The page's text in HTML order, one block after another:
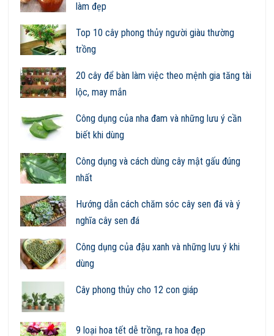
làm đẹp
Top 10 cây phong thủy người giàu thường
trồng
20 cây để bàn làm việc theo mệnh gia tăng tài
lộc, may mắn
Công dụng của nha đam và những lưu ý cần
biết khi dùng
Công dụng và cách dùng cây mật gấu đúng
nhất
Hướng dẫn cách chăm sóc cây sen đá và ý
nghĩa cây sen đá
Công dụng của đậu xanh và những lưu ý khi
dùng
Cây phong thủy cho 12 con giáp
9 loại hoa tết dễ trồng, ra hoa đẹp